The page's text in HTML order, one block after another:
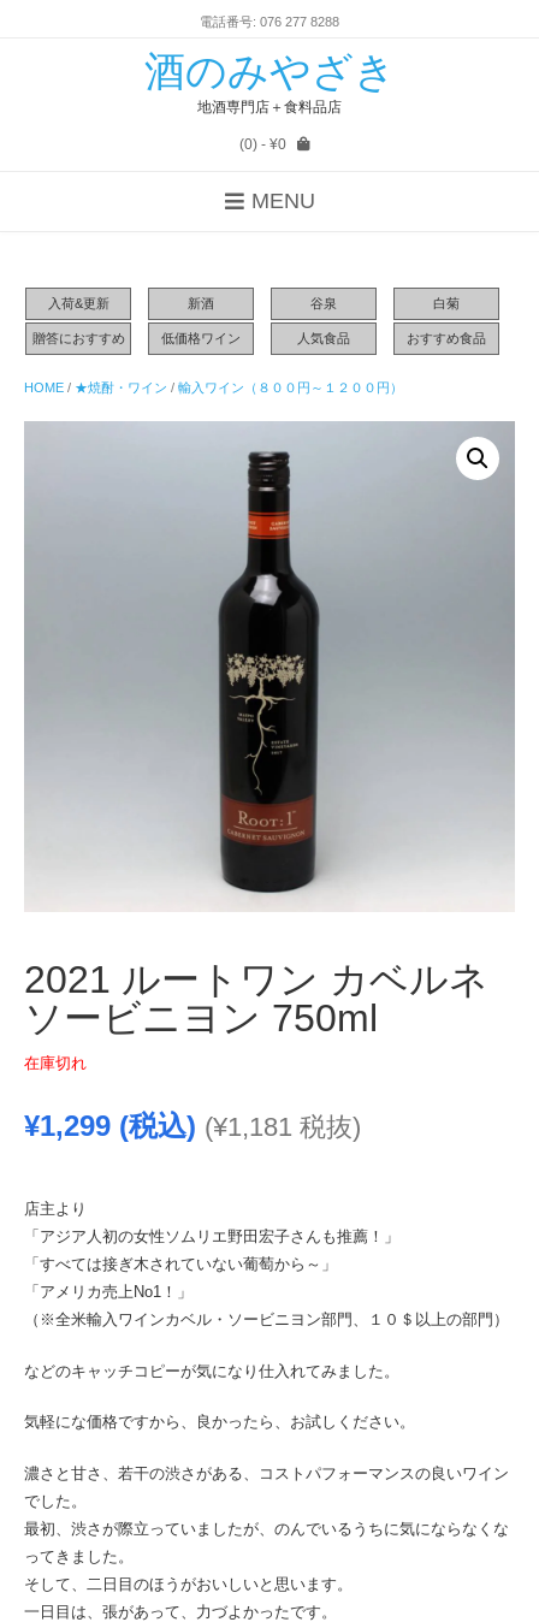
電話番号: 076 277 8288
酒のみやざき
地酒専門店＋食料品店
(0)- ¥0
MENU
入荷&更新 新酒 谷泉 白菊
贈答におすすめ 低価格ワイン 人気食品 おすすめ食品
HOME / ★焼酎・ワイン / 輸入ワイン（８００円～１２００円）
2021 ルートワン カベルネ
ソービニヨン 750ml
在庫切れ
¥1,299 (税込) (¥1,181 税抜)
店主より
「アジア人初の女性ソムリエ野田宏子さんも推薦！」
「すべては接ぎ木されていない葡萄から～」
「アメリカ売上No1！」
（※全米輸入ワインカベル・ソービニヨン部門、１０＄以上の部門）
などのキャッチコピーが気になり仕入れてみました。
気軽にな価格ですから、良かったら、お試しください。
濃さと甘さ、若干の渋さがある、コストパフォーマンスの良いワイン
でした。
最初、渋さが際立っていましたが、のんでいるうちに気にならなくな
ってきました。
そして、二日目のほうがおいしいと思います。
一日目は、張があって、力づよかったです。